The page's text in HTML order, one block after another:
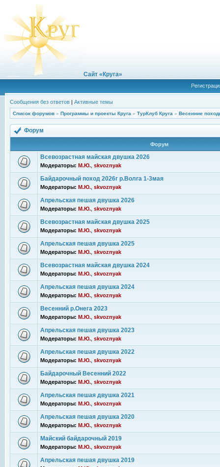
Сайт «Круга»
Сообщения без ответов | Активные темы
Список форумов » Программы и проекты Круга » ТурКлуб Круга » Весенние
Форум
Форум
Всевозрастная майская двушка 2026
Модераторы: М.Ю. skvoznyak
Байдарочный поход 2026г р.Волга 1-3мая
Модераторы: М.Ю. skvoznyak
Апрельская пешая двушка 2026
Модераторы: М.Ю. skvoznyak
Всевозрастная майская двушка 2025
Модераторы: М.Ю. skvoznyak
Апрельская пешая двушка 2025
Модераторы: М.Ю. skvoznyak
Всевозрастная майская двушка 2024
Модераторы: М.Ю. skvoznyak
Апрельская пешая двушка 2024
Модераторы: М.Ю. skvoznyak
Весенний р.Онега 2023
Модераторы: М.Ю. skvoznyak
Апрельская пешая двушка 2023
Модераторы: М.Ю. skvoznyak
Апрельская пешая двушка 2022
Модераторы: М.Ю. skvoznyak
Байдарочный Весенний 2022
Модераторы: М.Ю. skvoznyak
Апрельская пешая двушка 2021
Модераторы: М.Ю. skvoznyak
Апрельская пешая двушка 2020
Модераторы: М.Ю. skvoznyak
Майский байдарочный 2019
Модераторы: М.Ю. skvoznyak
Апрельская пешая двушка 2019